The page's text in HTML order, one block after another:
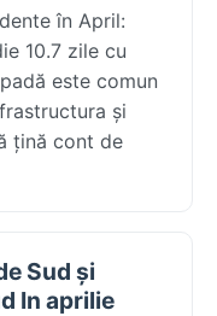
în April:
10.7 zile cu
este comun
și
țină cont de
Sud și
In aprilie